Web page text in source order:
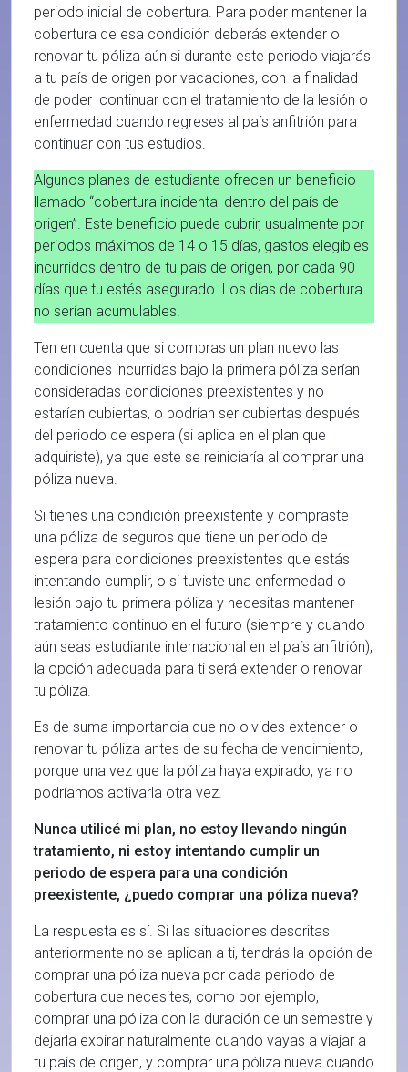
periodo inicial de cobertura. Para poder mantener la
cobertura de esa condición deberás extender o
renovar tu póliza aún si durante este periodo viajarás
a tu país de origen por vacaciones, con la finalidad
de poder continuar con el tratamiento de la lesión o
enfermedad cuando regreses al país anfitrión para
continuar con tus estudios.
Algunos planes de estudiante ofrecen un beneficio
llamado “cobertura incidental dentro del país de
origen”. Este beneficio puede cubrir, usualmente por
periodos máximos de 14 o 15 días, gastos elegibles
incurridos dentro de tu país de origen, por cada 90
días que tu estés asegurado. Los días de cobertura
no serían acumulables.
Ten en cuenta que si compras un plan nuevo las
condiciones incurridas bajo la primera póliza serían
consideradas condiciones preexistentes y no
estarían cubiertas, o podrían ser cubiertas después
del periodo de espera (si aplica en el plan que
adquiriste), ya que este se reiniciaría al comprar una
póliza nueva.
Si tienes una condición preexistente y compraste
una póliza de seguros que tiene un periodo de
espera para condiciones preexistentes que estás
intentando cumplir, o si tuviste una enfermedad o
lesión bajo tu primera póliza y necesitas mantener
tratamiento continuo en el futuro (siempre y cuando
aún seas estudiante internacional en el país anfitrión),
la opción adecuada para ti será extender o renovar
tu póliza.
Es de suma importancia que no olvides extender o
renovar tu póliza antes de su fecha de vencimiento,
porque una vez que la póliza haya expirado, ya no
podríamos activarla otra vez.
Nunca utilicé mi plan, no estoy llevando ningún
tratamiento, ni estoy intentando cumplir un
periodo de espera para una condición
preexistente, ¿puedo comprar una póliza nueva?
La respuesta es sí. Si las situaciones descritas
anteriormente no se aplican a ti, tendrás la opción de
comprar una póliza nueva por cada periodo de
cobertura que necesites, como por ejemplo,
comprar una póliza con la duración de un semestre y
dejarla expirar naturalmente cuando vayas a viajar a
tu país de origen, y comprar una póliza nueva cuando